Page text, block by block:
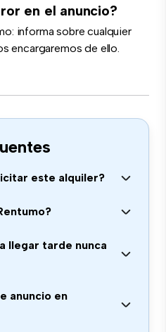
en el anuncio?
informa sobre cualquier
encargaremos de ello.
este alquiler?
llegar tarde nunca
anuncio en